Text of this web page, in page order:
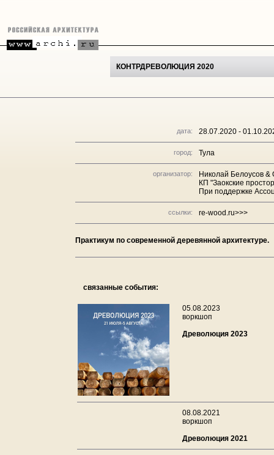
КОНТРДРЕВОЛЮЦИЯ 2020
дата: 28.07.2020 -
город: Тула
организатор:
Николай Белоусов &
КП "Заокские
При поддержке
ссылки: re-wood.ru>>>
Практикум по современной деревянной архитектуре.
связанные события:
05.08.2023
воркшоп
Древолюция 2023
08.08.2021
воркшоп
Древолюция 2021